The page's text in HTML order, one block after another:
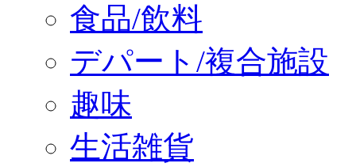
食品/飲料
デパート/複合施設
趣味
生活雑貨